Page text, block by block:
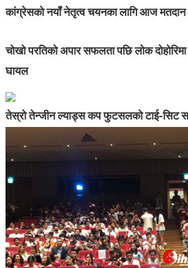
कांग्रेसको नयाँ नेतृत्व चयनका लागि आज
चोखो परतिको अपार सफलता पछि लोक
घायल
तेस्रो तेन्जीन ल्याड्स कप फुटसलको टाई-सिट